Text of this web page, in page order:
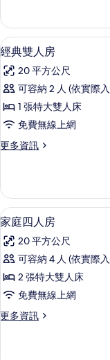
所
有
相
片
雙
床
房
詳
情
顯
示
經
典
雙
房
所
有
相
片
4
經典雙人房
20 平方公尺
可容納 2 人 (依實際
1 張特大雙人床
免費無線上網
更多資訊
更
雙
人
房
的
詳
情
顯
示
家
庭
四
房
4
家庭四人房
20 平方公尺
可容納 4 人 (依實際
2 張特大雙人床
免費無線上網
更多資訊
更